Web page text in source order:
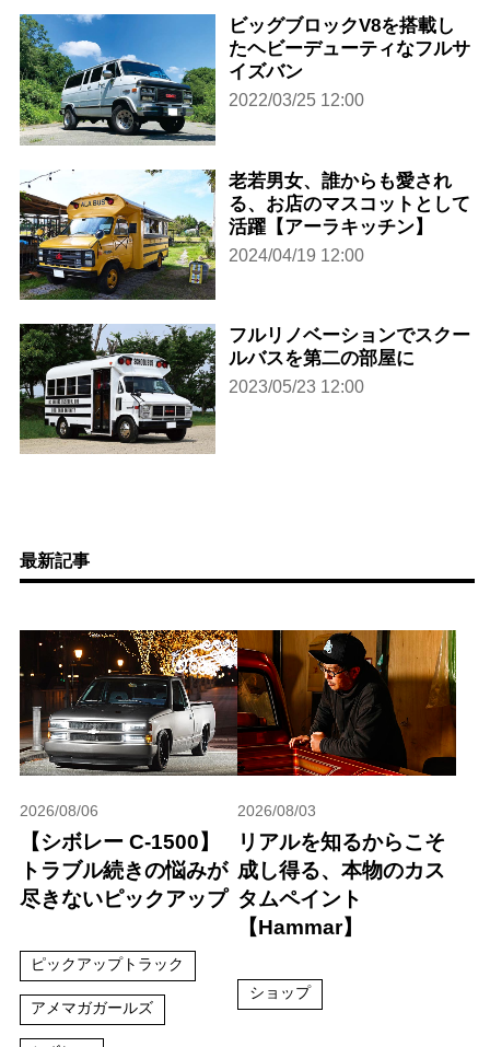
ビッグブロックV8を搭載し
たヘビーデューティなフルサ
イズバン
2022/03/25 12:00
老若男女、誰からも愛され
る、お店のマスコットとして
活躍【アーラキッチン】
2024/04/19 12:00
フルリノベーションでスクー
ルバスを第二の部屋に
2023/05/23 12:00
最新記事
2026/08/06
【シボレー C-1500】
トラブル続きの悩みが
尽きないピックアップ
ピックアップトラック
アメマガガールズ
2026/08/03
リアルを知るからこそ
成し得る、本物のカス
タムペイント
【Hammar】
ショップ